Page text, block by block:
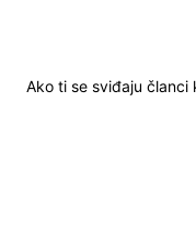
Ako ti se sviđaju članci